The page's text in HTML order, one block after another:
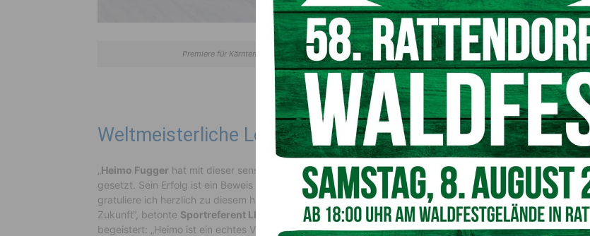
Premiere für Kärnten: Heimo Fugger schreibt Radsportgeschichte als erster Weltmeister.
© Instagram: Cycling Austria
Weltmeisterliche Leistung aus Kärnten
Heimo Fugger hat mit dieser sensationellen Leistung den Kärntner Sport einmal mehr auf die Weltkarte
gesetzt. Sein Erfolg ist ein Beweis für
Talent, Disziplin und harte Arbeit.
Im Namen des Landes Kärnten
gratuliere ich herzlich zu diesem historischen Titel und wünsche weiterhin viel Erfolg für die sportliche
Zukunft“, betonte Sportreferent LH Peter Kaiser. Auch Landessportdirektor Arno Arthofer zeigte sich
begeistert: „Heimo ist ein echtes Vorbild für die Jugend. Er hat bewiesen, dass man mit Leidenschaft und